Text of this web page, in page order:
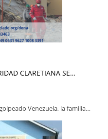
CLARETIANA SE…
Venezuela, la familia…